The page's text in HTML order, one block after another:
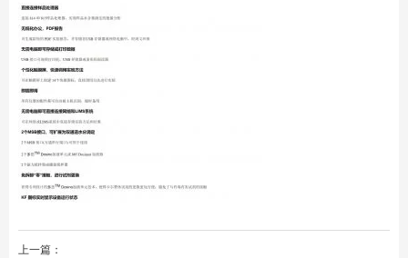
上一篇：